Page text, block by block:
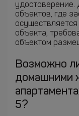
удостоверение.
объектов, где
объекта,
объектом
Возможно
домашними
5?